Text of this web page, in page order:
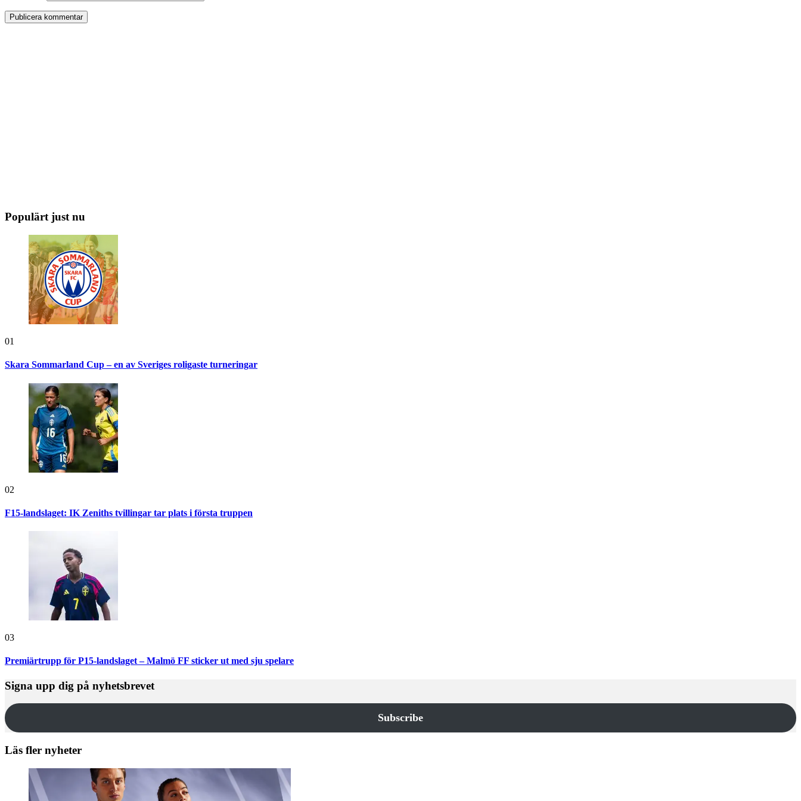
Populärt just nu
01
Skara Sommarland Cup – en av Sveriges roligaste turneringar
02
F15-landslaget: IK Zeniths tvillingar tar plats i första truppen
03
Premiärtrupp för P15-landslaget – Malmö FF sticker ut med sju spelare
Signa upp dig på nyhetsbrevet
Subscribe
Läs fler nyheter